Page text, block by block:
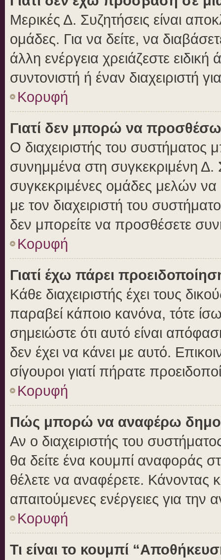
Μερικές Δ. Συζητήσεις είναι
ομάδες. Για να δείτε, να
άλλη ενέργεια χρειάζεστε
συντονιστή ή έναν διαχειριστή
Κορυφή
Γιατί δεν μπορώ να
Ο διαχειριστής του συστήματος
συνημμένα στη συγκεκριμένη
συγκεκριμένες ομάδες μελών
με τον διαχειριστή του
δεν μπορείτε να προσθέσετε
Κορυφή
Γιατί έχω πάρει
Κάθε διαχειριστής έχει τους
παραβεί κάποιο κανόνα, τότε
σημειώστε ότι αυτό είναι
δεν έχει να κάνει με αυτό.
σίγουροι γιατί πήρατε
Κορυφή
Πώς μπορώ να αναφέρω
Αν ο διαχειριστής του
θα δείτε ένα κουμπί αναφοράς
θέλετε να αναφέρετε. Κάνοντας
απαιτούμενες ενέργειες για την
Κορυφή
Τι είναι το κουμπί